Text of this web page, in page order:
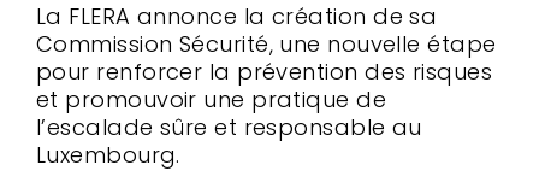
La FLERA annonce la création de sa
Commission Sécurité, une nouvelle étape
pour renforcer la prévention des risques
et promouvoir une pratique de
l’escalade sûre et responsable au
Luxembourg.